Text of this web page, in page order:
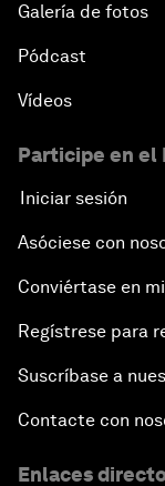
Galería de fotos
Pódcast
Vídeos
Participe en el
Iniciar sesión
Asóciese con
Conviértase en
Regístrese para
Suscríbase a
Contacte con
Enlaces